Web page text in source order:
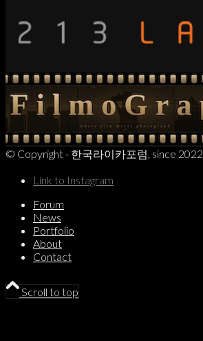
© Copyright - 한국라이카포럼, since 2022.
Link to Instagram
Forum
News
Portfolio
About
Contact
Scroll to top